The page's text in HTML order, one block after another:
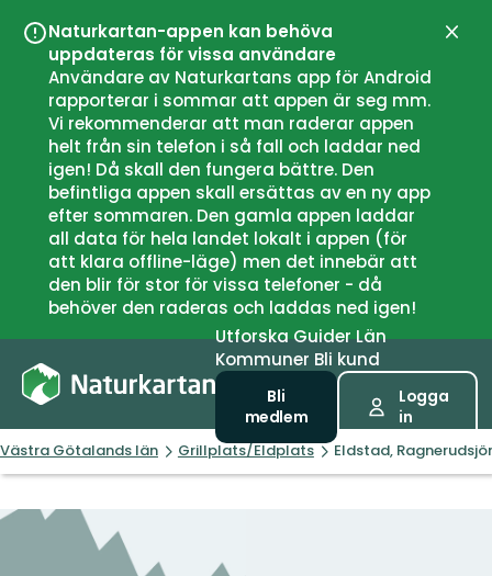
Naturkartan-appen kan behöva
uppdateras för vissa användare
Användare av Naturkartans app för Android
rapporterar i sommar att appen är seg mm.
Vi rekommenderar att man raderar appen
helt från sin telefon i så fall och laddar ned
igen! Då skall den fungera bättre. Den
befintliga appen skall ersättas av en ny app
efter sommaren. Den gamla appen laddar
all data för hela landet lokalt i appen (för
att klara offline-läge) men det innebär att
den blir för stor för vissa telefoner - då
behöver den raderas och laddas ned igen!
UtforskaGuiderLän
Kommuner Bli kund
Bli
medlem
Logga
in
Västra Götalands län Grillplats/Eldplats Eldstad,